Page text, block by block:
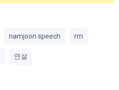
namjoon speech rm
연설